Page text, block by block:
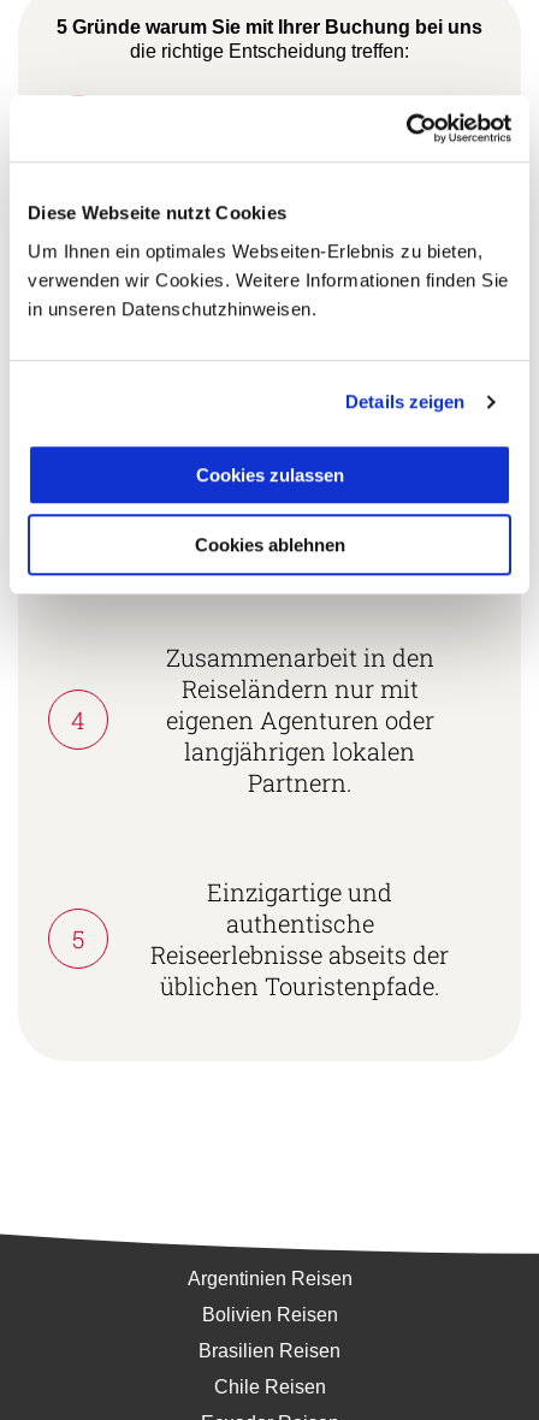
Diese Webseite nutzt Cookies
Um Ihnen ein optimales Webseiten-Erlebnis zu bieten,
verwenden wir Cookies. Weitere Informationen finden Sie
in unseren Datenschutzhinweisen.
Details zeigen
Cookies zulassen
Cookies ablehnen
5 Gründe warum Sie mit Ihrer Buchung bei uns
die richtige Entscheidung treffen:
Fernreisespezialist mit über
25 Jahren Erfahrung!
2
Persönliche Beratung durch
vielgereiste
Länderspezialisten.
Tourismuspreisen
ausgezeichnet und als
nachhaltiges Unternehmen
zertifiziert.
4
Zusammenarbeit in den
Reiseländern nur mit
eigenen Agenturen oder
langjährigen lokalen
Partnern.
5
Einzigartige und
authentische
Reiseerlebnisse abseits der
üblichen Touristenpfade.
Argentinien Reisen
Bolivien Reisen
Brasilien Reisen
Chile Reisen